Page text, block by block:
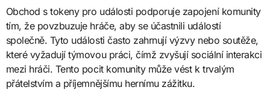
Obchod s tokeny pro události podporuje zapojení komunity
tím, že povzbuzuje hráče, aby se účastnili událostí
společně. Tyto události často zahrnují výzvy nebo soutěže,
které vyžadují týmovou práci, čímž zvyšují sociální interakci
mezi hráči. Tento pocit komunity může vést k trvalým
přátelstvím a příjemnějšímu hernímu zážitku.